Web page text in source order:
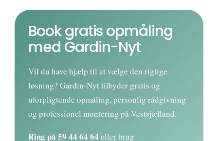
Book gratis opmåling
med Gardin-Nyt
Vil du have hjælp til at vælge den rigtige
løsning? Gardin-Nyt tilbyder gratis og
uforpligtende opmåling, personlig rådgivning
og professionel montering på Vestsjælland.
Ring på 59 44 64 64 eller brug